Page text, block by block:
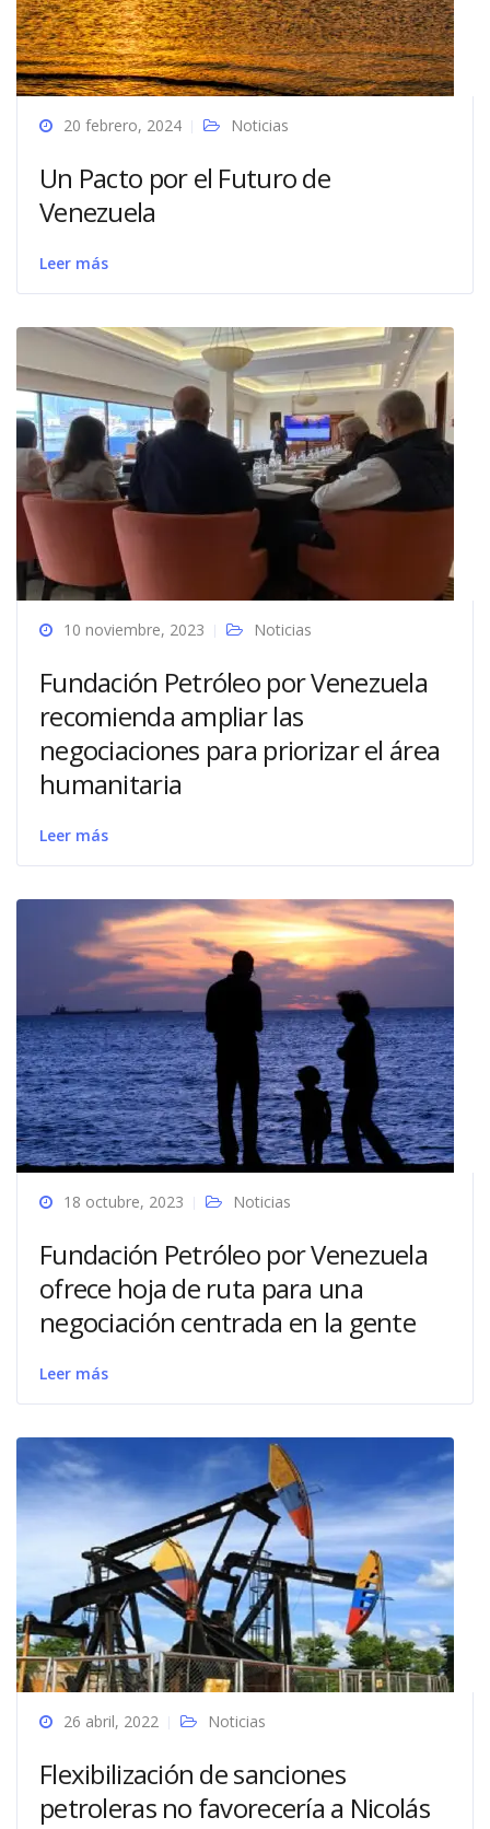
20 febrero, 2024 Noticias
Un Pacto por el Futuro de
Venezuela
Leer más
10 noviembre, 2023 Noticias
Fundación Petróleo por Venezuela
recomienda ampliar las
negociaciones para priorizar el área
humanitaria
Leer más
18 octubre, 2023 Noticias
Fundación Petróleo por Venezuela
ofrece hoja de ruta para una
negociación centrada en la gente
Leer más
26 abril, 2022 Noticias
Flexibilización de sanciones
petroleras no favorecería a Nicolás